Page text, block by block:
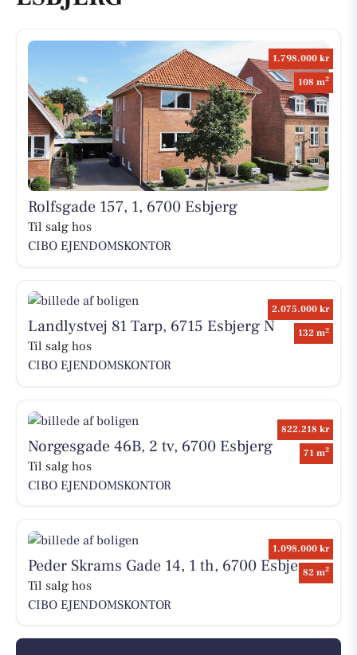
1.798.000 kr
108 m2
Rolfsgade 157, 1, 6700 Esbjerg
Til salg hos
CIBO EJENDOMSKONTOR
2.075.000 kr
132 m2
Landlystvej 81 Tarp, 6715 Esbjerg N
Til salg hos
CIBO EJENDOMSKONTOR
822.218 kr
71 m2
Norgesgade 46B, 2 tv, 6700 Esbjerg
Til salg hos
CIBO EJENDOMSKONTOR
1.098.000 kr
82 m2
Peder Skrams Gade 14, 1 th, 6700 Esbjerg
Til salg hos
CIBO EJENDOMSKONTOR